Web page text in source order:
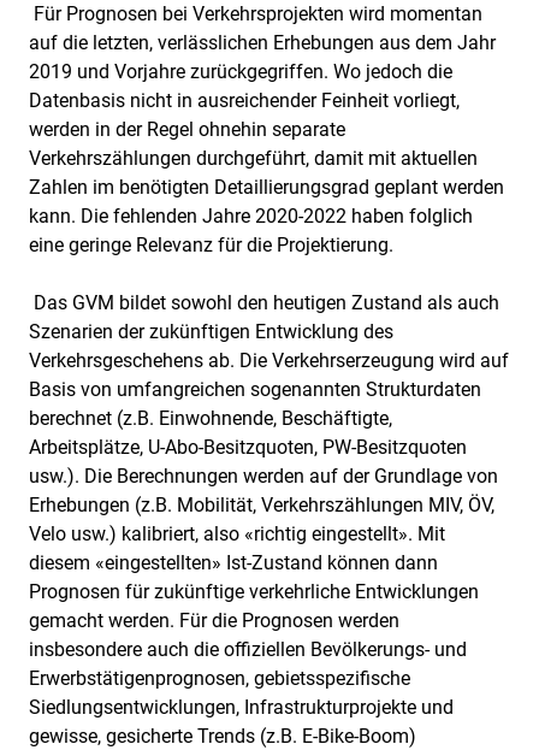
Für Prognosen bei Verkehrsprojekten wird momentan
auf die letzten, verlässlichen Erhebungen aus dem Jahr
2019 und Vorjahre zurückgegriffen. Wo jedoch die
Datenbasis nicht in ausreichender Feinheit vorliegt,
werden in der Regel ohnehin separate
Verkehrszählungen durchgeführt, damit mit aktuellen
Zahlen im benötigten Detaillierungsgrad geplant werden
kann. Die fehlenden Jahre 2020-2022 haben folglich
eine geringe Relevanz für die Projektierung.
Das GVM bildet sowohl den heutigen Zustand als auch
Szenarien der zukünftigen Entwicklung des
Verkehrsgeschehens ab. Die Verkehrserzeugung wird auf
Basis von umfangreichen sogenannten Strukturdaten
berechnet (z.B. Einwohnende, Beschäftigte,
Arbeitsplätze, U-Abo-Besitzquoten, PW-Besitzquoten
usw.). Die Berechnungen werden auf der Grundlage von
Erhebungen (z.B. Mobilität, Verkehrszählungen MIV, ÖV,
Velo usw.) kalibriert, also «richtig eingestellt». Mit
diesem «eingestellten» Ist-Zustand können dann
Prognosen für zukünftige verkehrliche Entwicklungen
gemacht werden. Für die Prognosen werden
insbesondere auch die offiziellen Bevölkerungs- und
Erwerbstätigenprognosen, gebietsspezifische
Siedlungsentwicklungen, Infrastrukturprojekte und
gewisse, gesicherte Trends (z.B. E-Bike-Boom)